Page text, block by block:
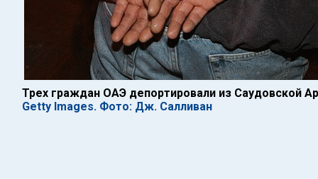
Трех граждан ОАЭ депортировали из Саудовской
Getty Images. Фото: Дж. Салливан